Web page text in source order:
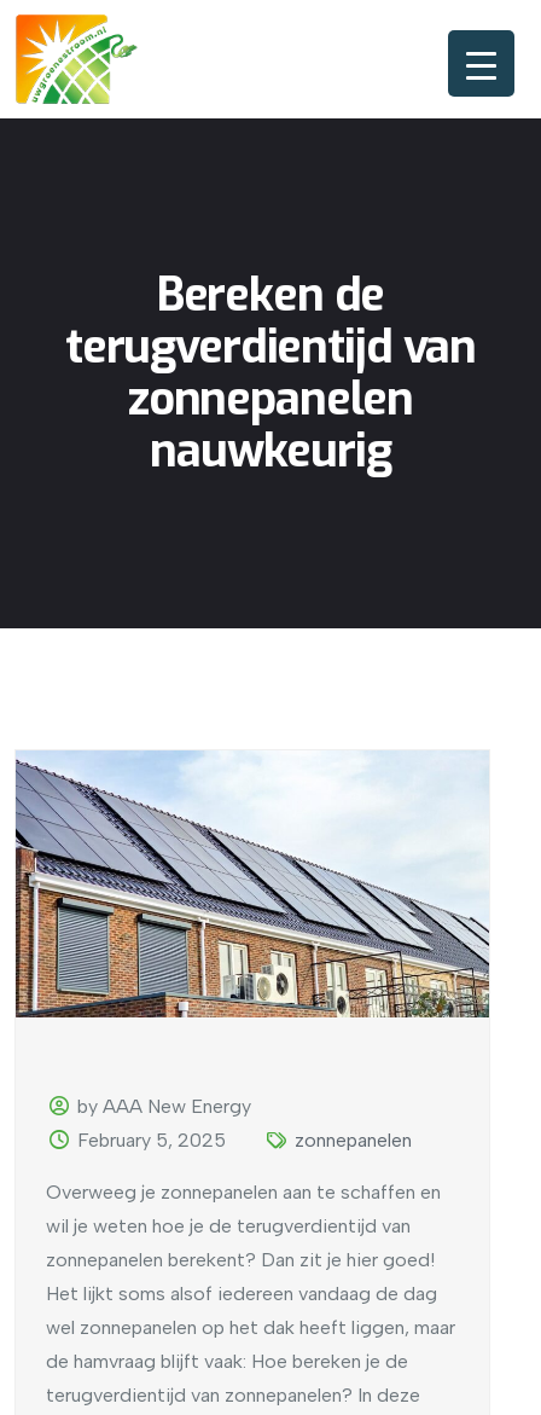
Bereken de
terugverdientijd van
zonnepanelen
nauwkeurig
by AAA New Energy
February 5, 2025
zonnepanelen
Overweeg je zonnepanelen aan te schaffen en
wil je weten hoe je de terugverdientijd van
zonnepanelen berekent? Dan zit je hier goed!
Het lijkt soms alsof iedereen vandaag de dag
wel zonnepanelen op het dak heeft liggen, maar
de hamvraag blijft vaak: Hoe bereken je de
terugverdientijd van zonnepanelen? In deze